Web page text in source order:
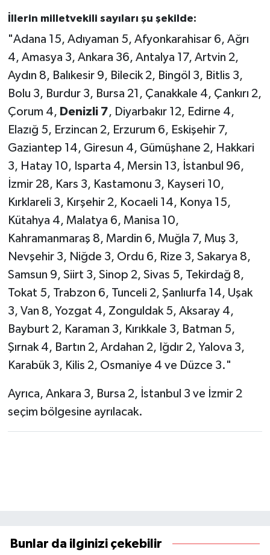
İllerin milletvekili sayıları şu şekilde:
"Adana 15, Adıyaman 5, Afyonkarahisar 6, Ağrı
4, Amasya 3, Ankara 36, Antalya 17, Artvin 2,
Aydın 8, Balıkesir 9, Bilecik 2, Bingöl 3, Bitlis 3,
Bolu 3, Burdur 3, Bursa 21, Çanakkale 4, Çankırı 2,
Çorum 4, Denizli 7, Diyarbakır 12, Edirne 4,
Elazığ 5, Erzincan 2, Erzurum 6, Eskişehir 7,
Gaziantep 14, Giresun 4, Gümüşhane 2, Hakkari
3, Hatay 10, Isparta 4, Mersin 13, İstanbul 96,
İzmir 28, Kars 3, Kastamonu 3, Kayseri 10,
Kırklareli 3, Kırşehir 2, Kocaeli 14, Konya 15,
Kütahya 4, Malatya 6, Manisa 10,
Kahramanmaraş 8, Mardin 6, Muğla 7, Muş 3,
Nevşehir 3, Niğde 3, Ordu 6, Rize 3, Sakarya 8,
Samsun 9, Siirt 3, Sinop 2, Sivas 5, Tekirdağ 8,
Tokat 5, Trabzon 6, Tunceli 2, Şanlıurfa 14, Uşak
3, Van 8, Yozgat 4, Zonguldak 5, Aksaray 4,
Bayburt 2, Karaman 3, Kırıkkale 3, Batman 5,
Şırnak 4, Bartın 2, Ardahan 2, Iğdır 2, Yalova 3,
Karabük 3, Kilis 2, Osmaniye 4 ve Düzce 3."
Ayrıca, Ankara 3, Bursa 2, İstanbul 3 ve İzmir 2
seçim bölgesine ayrılacak.
Bunlar da ilginizi çekebilir